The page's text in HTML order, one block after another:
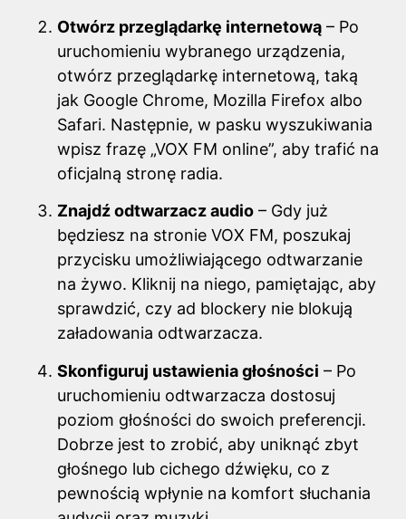
Otwórz przeglądarkę internetową – Po
uruchomieniu wybranego urządzenia,
otwórz przeglądarkę internetową, taką
jak Google Chrome, Mozilla Firefox albo
Safari. Następnie, w pasku wyszukiwania
wpisz frazę „VOX FM online”, aby trafić na
oficjalną stronę radia.
Znajdź odtwarzacz audio – Gdy już
będziesz na stronie VOX FM, poszukaj
przycisku umożliwiającego odtwarzanie
na żywo. Kliknij na niego, pamiętając, aby
sprawdzić, czy ad blockery nie blokują
załadowania odtwarzacza.
Skonfiguruj ustawienia głośności – Po
uruchomieniu odtwarzacza dostosuj
poziom głośności do swoich preferencji.
Dobrze jest to zrobić, aby uniknąć zbyt
głośnego lub cichego dźwięku, co z
pewnością wpłynie na komfort słuchania